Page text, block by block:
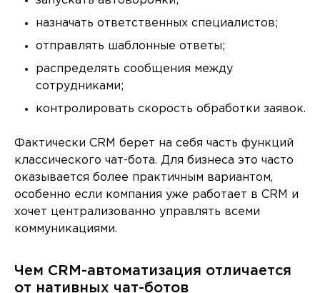
назначать ответственных специалистов;
отправлять шаблонные ответы;
распределять сообщения между
сотрудниками;
контролировать скорость обработки заявок.
Фактически CRM берет на себя часть функций
классического чат-бота. Для бизнеса это часто
оказывается более практичным вариантом,
особенно если компания уже работает в CRM и
хочет централизованно управлять всеми
коммуникациями.
Чем CRM-автоматизация отличается
от нативных чат-ботов